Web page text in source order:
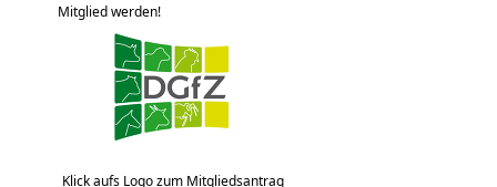
Mitglied werden!
Klick aufs Logo zum Mitgliedsantrag